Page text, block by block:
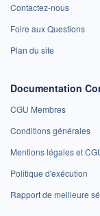
Contactez-nous
Foire aux Questions
Plan du site
Documentation
CGU Membres
Conditions générales
Mentions légales et
Politique d'exécution
Rapport de meilleure